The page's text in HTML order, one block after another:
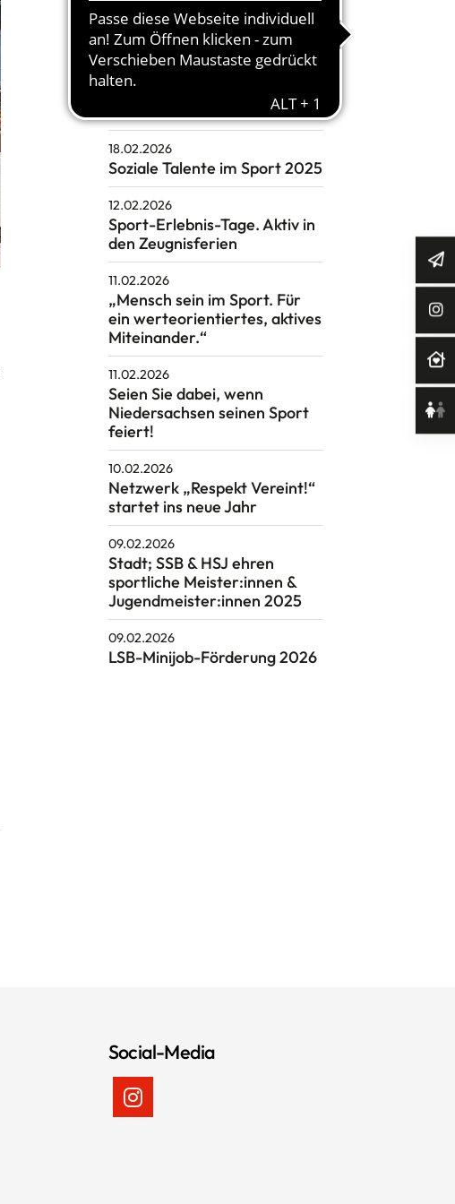
„Inklusion im Sport“
18.02.2026
Seminar "Ersthelfer:in für
Sucht & psychische
18.02.2026
Soziale Talente im Sport 2025
12.02.2026
Sport-Erlebnis-Tage. Aktiv in
den Zeugnisferien
11.02.2026
„Mensch sein im Sport. Für
ein werteorientiertes, aktives
Miteinander.“
11.02.2026
Seien Sie dabei, wenn
Niedersachsen seinen Sport
feiert!
10.02.2026
Netzwerk „Respekt Vereint!“
startet ins neue Jahr
09.02.2026
Stadt; SSB & HSJ ehren
sportliche Meister:innen &
Jugendmeister:innen 2025
09.02.2026
LSB-Minijob-Förderung 2026
Social-Media